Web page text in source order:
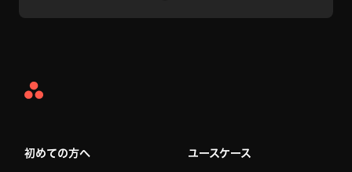
Asana
初めての方へ ユースケース